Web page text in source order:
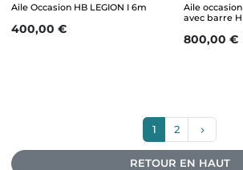
Aile Occasion HB LEGION I 6m
Prix
400,00 €
Aile
avec barre
Prix
800,00 €
1 2 keyboard_arrow_right
RETOUR EN HAUT